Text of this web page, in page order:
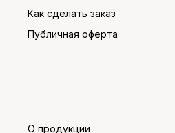
Как сделать заказ
Публичная оферта
О продукции